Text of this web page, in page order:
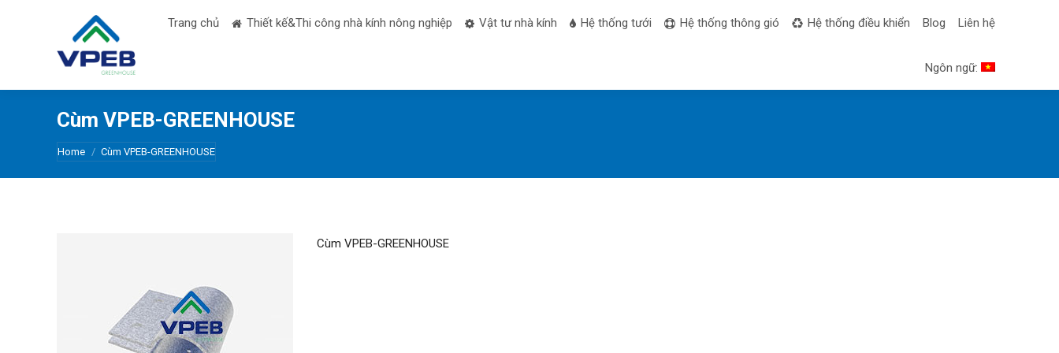
Trang chủ Thiết kế&Thi công nhà kính nông nghiệp Vật tư nhà kính Hệ thống tưới Hệ thống thông gió Hệ thống điều khiển Blog Liên hệ
Ngôn ngữ:
Cùm VPEB-GREENHOUSE
You are here:
Home Cùm VPEB-GREENHOUSE
Cùm VPEB-GREENHOUSE